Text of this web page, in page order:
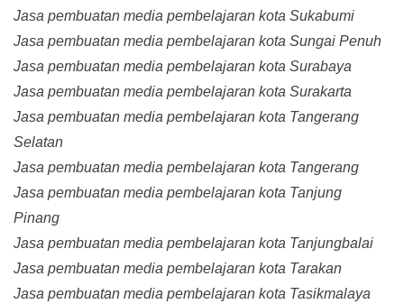
Jasa pembuatan media pembelajaran kota Sukabumi
Jasa pembuatan media pembelajaran kota Sungai Penuh
Jasa pembuatan media pembelajaran kota Surabaya
Jasa pembuatan media pembelajaran kota Surakarta
Jasa pembuatan media pembelajaran kota Tangerang
Selatan
Jasa pembuatan media pembelajaran kota Tangerang
Jasa pembuatan media pembelajaran kota Tanjung
Pinang
Jasa pembuatan media pembelajaran kota Tanjungbalai
Jasa pembuatan media pembelajaran kota Tarakan
Jasa pembuatan media pembelajaran kota Tasikmalaya